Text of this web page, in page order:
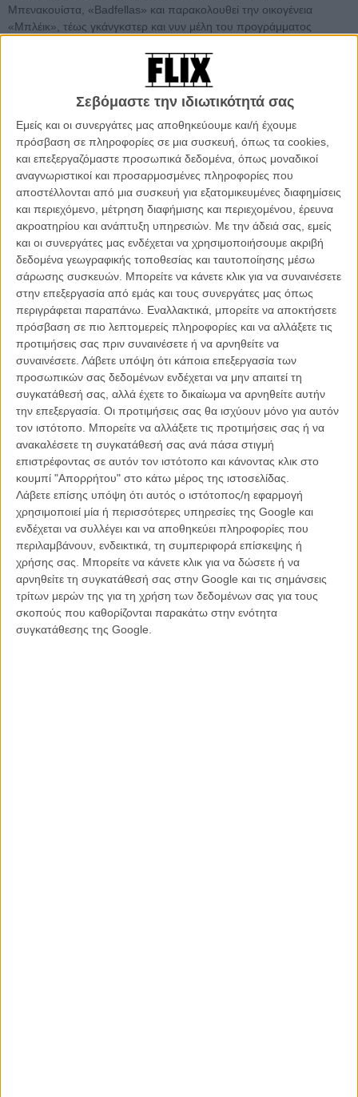
Σεβόμαστε την ιδιωτικότητά σας
Εμείς και οι συνεργάτες μας αποθηκεύουμε και/ή έχουμε
πρόσβαση σε πληροφορίες σε μια συσκευή, όπως τα cookies,
και επεξεργαζόμαστε προσωπικά δεδομένα, όπως μοναδικοί
αναγνωριστικοί και προσαρμοσμένες πληροφορίες που
αποστέλλονται από μια συσκευή για εξατομικευμένες διαφημίσεις
και περιεχόμενο, μέτρηση διαφήμισης και περιεχομένου, έρευνα
ακροατηρίου και ανάπτυξη υπηρεσιών. Με την άδειά σας, εμείς
και οι συνεργάτες μας ενδέχεται να χρησιμοποιήσουμε ακριβή
δεδομένα γεωγραφικής τοποθεσίας και ταυτοποίησης μέσω
σάρωσης συσκευών. Μπορείτε να κάνετε κλικ για να συναινέσετε
στην επεξεργασία από εμάς και τους συνεργάτες μας όπως
περιγράφεται παραπάνω. Εναλλακτικά, μπορείτε να αποκτήσετε
πρόσβαση σε πιο λεπτομερείς πληροφορίες και να αλλάξετε τις
προτιμήσεις σας πριν συναινέσετε ή να αρνηθείτε να
συναινέσετε. Λάβετε υπόψη ότι κάποια επεξεργασία των
προσωπικών σας δεδομένων ενδέχεται να μην απαιτεί τη
συγκατάθεσή σας, αλλά έχετε το δικαίωμα να αρνηθείτε αυτήν
την επεξεργασία. Οι προτιμήσεις σας θα ισχύουν μόνο για αυτόν
τον ιστότοπο. Μπορείτε να αλλάξετε τις προτιμήσεις σας ή να
ανακαλέσετε τη συγκατάθεσή σας ανά πάσα στιγμή
επιστρέφοντας σε αυτόν τον ιστότοπο και κάνοντας κλικ στο
κουμπί "Απορρήτου" στο κάτω μέρος της ιστοσελίδας.
Λάβετε επίσης υπόψη ότι αυτός ο ιστότοπος/η εφαρμογή
χρησιμοποιεί μία ή περισσότερες υπηρεσίες της Google και
ενδέχεται να συλλέγει και να αποθηκεύει πληροφορίες που
περιλαμβάνουν, ενδεικτικά, τη συμπεριφορά επίσκεψης ή
χρήσης σας. Μπορείτε να κάνετε κλικ για να δώσετε ή να
αρνηθείτε τη συγκατάθεσή σας στην Google και τις σημάνσεις
τρίτων μερών της για τη χρήση των δεδομένων σας για τους
σκοπούς που καθορίζονται παρακάτω στην ενότητα
συγκατάθεσης της Google.
Μπενακουίστα, «Badfellas» και παρακολουθεί την οικογένεια
«Μπλέικ», τέως γκάνγκστερ και νυν μέλη του προγράμματος
επαρχία και προσπαθούν να ξαναφτιάξουν τη ζωή τους: αλλά δεν
προσπαθούν πολύ, μια και, όπως φαίνεται στο πρώτο τρέιλερ που
κυκλοφόρησε, αντί να διατηρούν χαμηλό προφίλ, η μπαμπάς Ντε
Νίρο στέλνει έναν κακόμοιρο υδραυλικό στο νοσοκομείο, η Μισέλ
Φάιφερ ανατινάζει το τοπικό σούπερ-μάρκετ, ο γιος Τζον Ντ’ Λίο
στήνει αλυσίδα λαθρεμπορίου στο σχολείο του και η κόρη Νταϊάνα
Εϊγκρον (η Κουιν του «Glee») εξολοθρεύει ένα θαυμαστή της με μια
ρακέτα του τένις, μέσα σε μια μόνο μέρα.
Στην προσπάθειά τους να επιβιώσουν στο νέο τους περιβάλλον και
ταυτόχρονα ν’ αποφύγουν τους μαφιόζους που τους καταδιώκουν,
σπεύδει ο Τόμι Λι Τζόουνς ως πράκτορας της CIA. Κι αν η υπόθεση
και το καστ σάς θυμίζει Μάρτιν Σκορσέζε, μην ψάχνετε μακριά, το
όνομά του βρίσκεται στους τίτλους ως executive producer.
Τελευταία ταινία που σκηνοθέτησε ο Λικ Μπεσόν ήταν το
Lady», μία από τις λίγες της τελευταίας δεκαετίας, μια και ο Μπεσόν
έχει στραφεί περισσότερο στα άλλα του ενδιαφέροντα, αυτά του
παραγωγού και σεναριογράφου – γι’ αυτό και στο τρέιλερ της ταινίας
αναφέρεται, για το αμερικανικό κοινό βέβαια, ως «ο παραγωγός του
‘Taken’»!
Η ταινία είναι προγραμματισμένη να βγει στις 20 Σεπτεμβρίου στις